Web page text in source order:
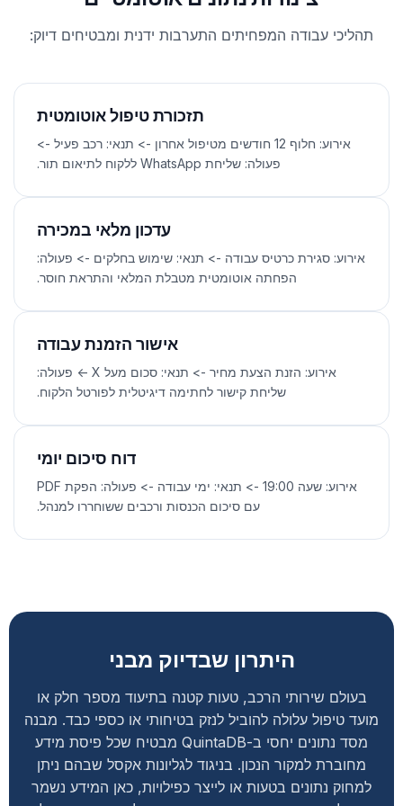
תהליכי עבודה המפחיתים התערבות ידנית ומבטיחים דיוק:
תזכורת טיפול אוטומטית
אירוע: חלוף 12 חודשים מטיפול אחרון -> תנאי: רכב פעיל ->
פעולה: שליחת WhatsApp ללקוח לתיאום תור.
עדכון מלאי במכירה
אירוע: סגירת כרטיס עבודה -> תנאי: שימוש בחלקים -> פעולה:
הפחתה אוטומטית מטבלת המלאי והתראת חוסר.
אישור הזמנת עבודה
אירוע: הזנת הצעת מחיר -> תנאי: סכום מעל X -> פעולה:
שליחת קישור לחתימה דיגיטלית לפורטל הלקוח.
דוח סיכום יומי
אירוע: שעה 19:00 -> תנאי: ימי עבודה -> פעולה: הפקת PDF
עם סיכום הכנסות ורכבים ששוחררו למנהל.
היתרון שבדיוק מבני
בעולם שירותי הרכב, טעות קטנה בתיעוד מספר חלק או
מועד טיפול עלולה להוביל לנזק בטיחותי או כספי כבד. מבנה
מסד נתונים יחסי ב-QuintaDB מבטיח שכל פיסת מידע
מחוברת למקור הנכון. בניגוד לגליונות אקסל שבהם ניתן
למחוק נתונים בטעות או לייצר כפילויות, כאן המידע נשמר